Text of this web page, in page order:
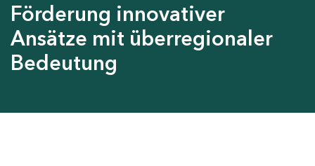
Förderung innovativer
Ansätze mit überregionaler
Bedeutung